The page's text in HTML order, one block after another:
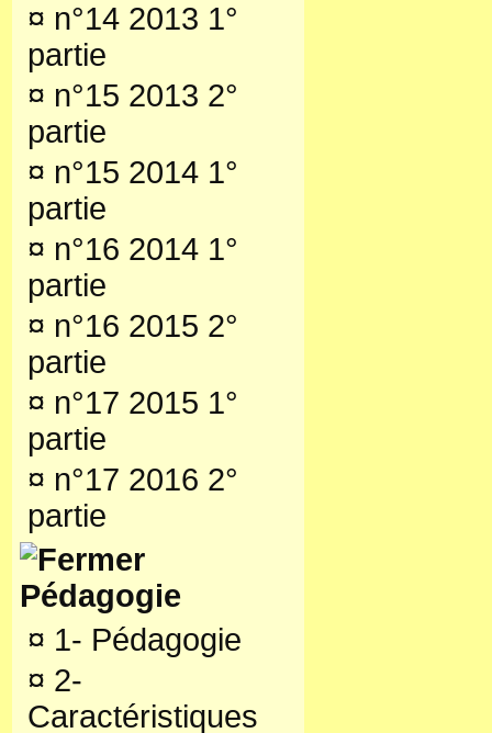
¤ n°14 2013 1°
partie
¤ n°15 2013 2°
partie
¤ n°15 2014 1°
partie
¤ n°16 2014 1°
partie
¤ n°16 2015 2°
partie
¤ n°17 2015 1°
partie
¤ n°17 2016 2°
partie
Pédagogie
¤ 1- Pédagogie
¤ 2-
Caractéristiques